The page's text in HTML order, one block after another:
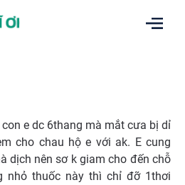
e dc 6thang mà mắt cưa bị dỉ
cho chau hộ e với ak. E cung
dịch nên sơ k giam cho đến chỗ
nhỏ thuốc này thì chỉ đỡ 1thơi